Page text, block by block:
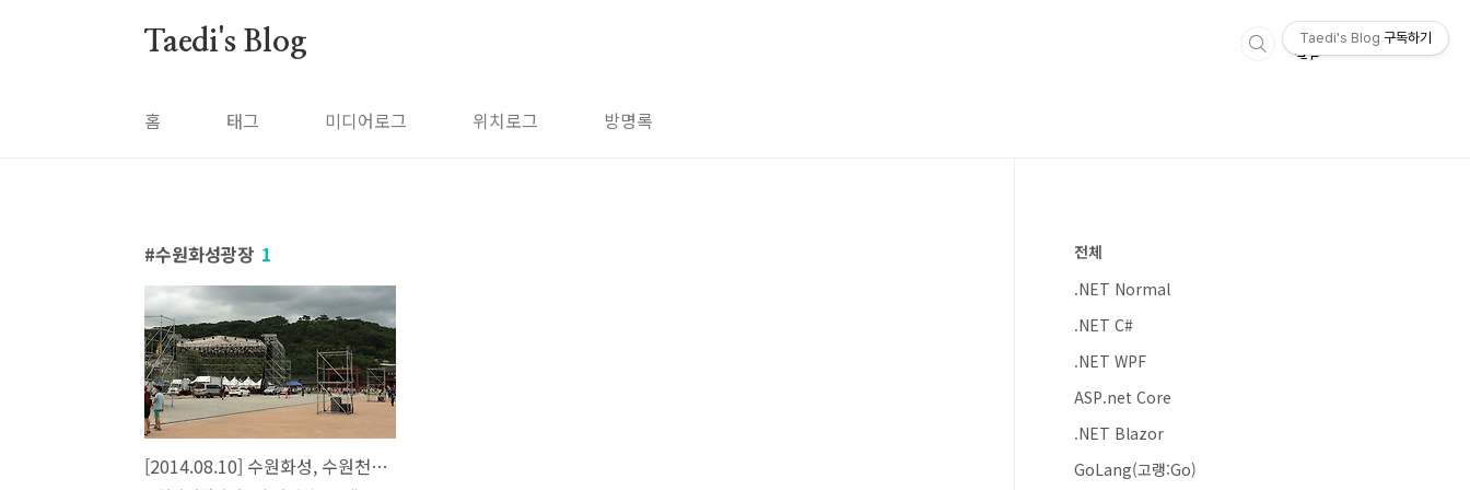
Taedi's Blog
홈 태그 미디어로그 위치로그 방명록
수원화성광장 1
[2014.08.10] 수원화성, 수원천 우중 라이딩
전체
.NET Normal
.NET C#
.NET WPF
ASP.net Core
.NET Blazor
GoLang(고랭:Go)
Taedi's Blog 구독하기